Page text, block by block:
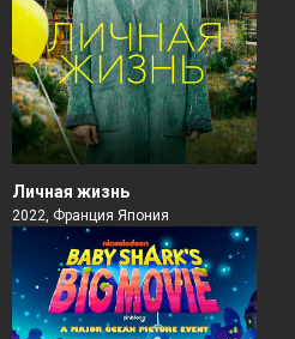
Личная жизнь
2022, Франция Япония